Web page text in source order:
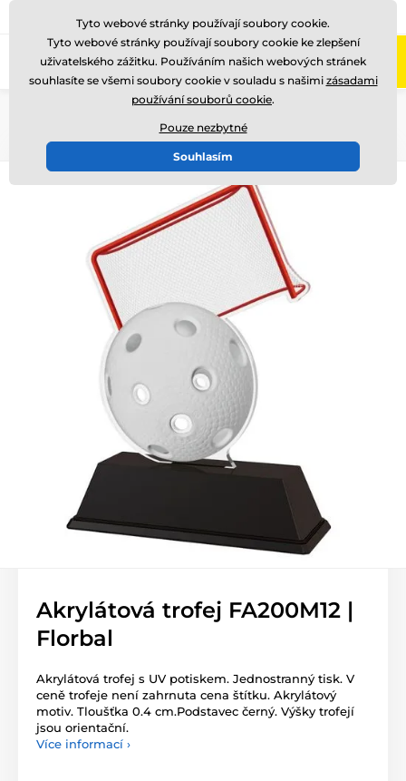
Zavolejte nám (Po-Pá 8-17)
Akrylátová trofej FA200M12 |
Florbal
Akrylátová trofej s UV potiskem. Jednostranný tisk. V
ceně trofeje není zahrnuta cena štítku. Akrylátový
motiv. Tloušťka 0.4 cm.Podstavec černý. Výšky trofejí
jsou orientační.
Více informací ›
Tyto webové stránky používají soubory cookie.
Tyto webové stránky používají soubory cookie ke zlepšení
uživatelského zážitku. Používáním našich webových stránek
souhlasíte se všemi soubory cookie v souladu s našimi zásadami
používání souborů cookie.
Pouze nezbytné
Souhlasím